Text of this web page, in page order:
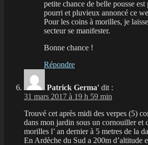
petite chance de belle pousse
pourri et pluvieux annoncé ce
Pour les coins à morilles, je
secteur se manifester.
Bonne chance !
Répondre
Patrick Germa' dit :
31 mars 2017 à 19 h 59 min
Trouvé cet après midi des verpes (5)
dans mon jardin sous un cornouiller et
morilles l’ an dernier à 5 metres de la
En Ardèche du Sud a 200m d’altitude